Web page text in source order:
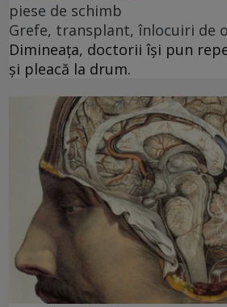
piese de schimb
Grefe, transplant, înlocuiri de
Dimineața, doctorii își pun
și pleacă la drum.